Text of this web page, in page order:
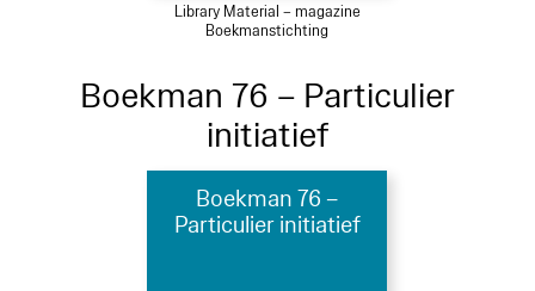
Library Material – magazine
Boekmanstichting
Boekman 76 – Particulier
initiatief
Boekman 76 –
Particulier initiatief